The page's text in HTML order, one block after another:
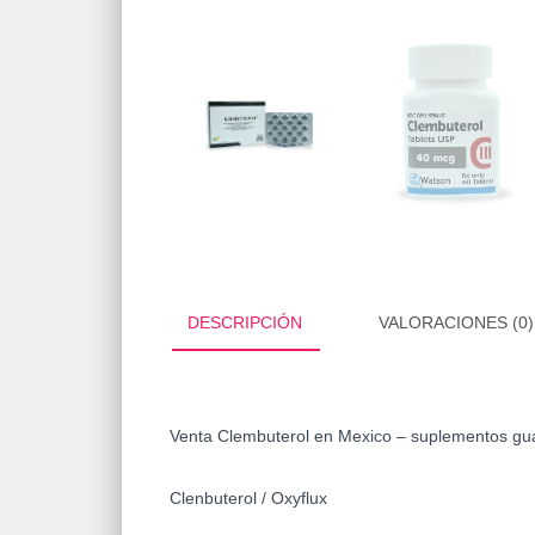
DESCRIPCIÓN VALORACIONES (0)
Venta Clembuterol en Mexico – suplementos
Clenbuterol / Oxyflux